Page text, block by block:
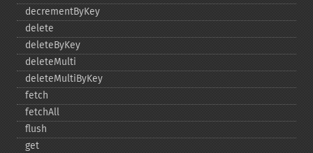
decrementByKey
delete
deleteByKey
deleteMulti
deleteMultiByKey
fetch
fetchAll
flush
get